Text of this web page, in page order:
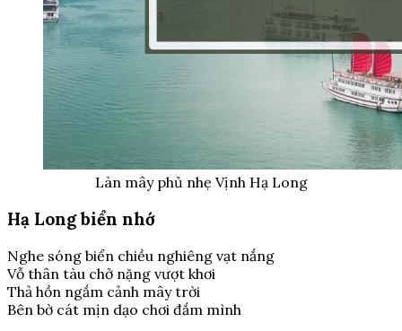
Làn mây phủ nhẹ Vịnh Hạ Long
Hạ Long biển nhớ
Nghe sóng biển chiều nghiêng vạt nắng
Vỗ thân tàu chở nặng vượt khơi
Thả hồn ngắm cảnh mây trời
Bên bờ cát mịn dạo chơi đắm mình